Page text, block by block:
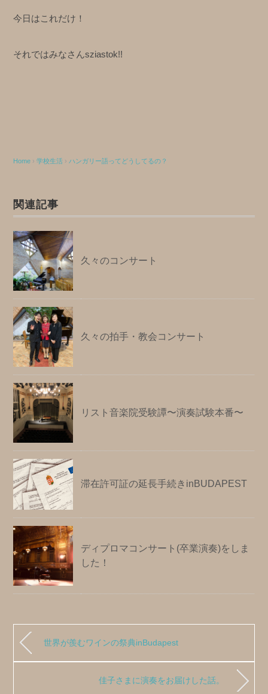
今日はこれだけ！
それではみなさんsziastok!!
Home ›学校生活 › ハンガリー語ってどうしてるの？
関連記事
久々のコンサート
久々の拍手・教会コンサート
リスト音楽院受験譚〜演奏試験本番〜
滞在許可証の延長手続きinBUDAPEST
ディプロマコンサート(卒業演奏)をしま
した！
世界が羨むワインの祭典inBudapest
佳子さまに演奏をお届けした話。